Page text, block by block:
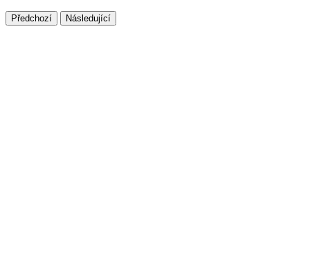
Předchozí Následující